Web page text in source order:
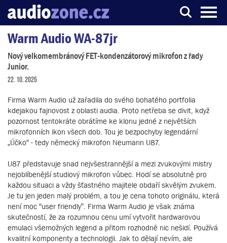
Server o digitálním zpracování zvuku
Warm Audio WA-87jr
Nový velkomembránový FET-kondenzátorový mikrofon z řady
Junior.
22. 10. 2025
Firma Warm Audio už zařadila do svého bohatého portfolia
kdejakou fajnovost z oblasti audia. Proto netřeba se divit, když
pozornost tentokráte obrátíme ke klonu jedné z největších
mikrofonních ikon všech dob. Tou je bezpochyby legendární
„Účko“ - tedy německý mikrofon Neumann U87.
U87 představuje snad nejvšestrannější a mezi zvukovými mistry
nejoblíbenější studiový mikrofon vůbec. Hodí se absolutně pro
každou situaci a vždy šťastného majitele obdaří skvělým zvukem.
Je tu jen jeden malý problém, a tou je cena tohoto originálu, která
není moc “user friendly”. Firma Warm Audio je však známa
skutečností, že za rozumnou cenu umí vytvořit hardwarovou
emulaci všemožných legend a přitom rozhodně nic nešidí. Používá
kvalitní komponenty a technologii. Jak to dělají nevím, ale